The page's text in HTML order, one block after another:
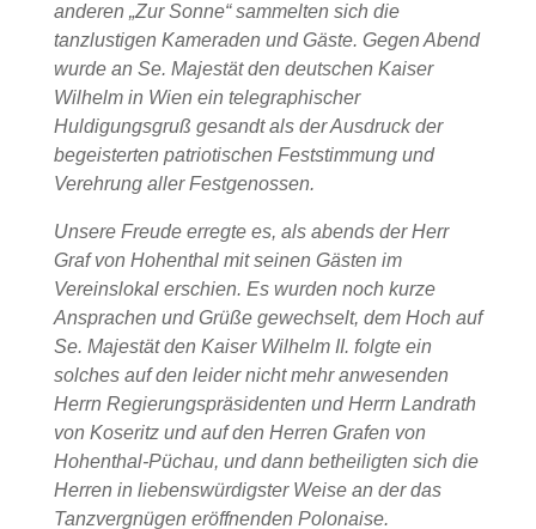
anderen „Zur Sonne“ sammelten sich die
tanzlustigen Kameraden und Gäste. Gegen Abend
wurde an Se. Majestät den deutschen Kaiser
Wilhelm in Wien ein telegraphischer
Huldigungsgruß gesandt als der Ausdruck der
begeisterten patriotischen Feststimmung und
Verehrung aller Festgenossen.
Unsere Freude erregte es, als abends der Herr
Graf von Hohenthal mit seinen Gästen im
Vereinslokal erschien. Es wurden noch kurze
Ansprachen und Grüße gewechselt, dem Hoch auf
Se. Majestät den Kaiser Wilhelm II. folgte ein
solches auf den leider nicht mehr anwesenden
Herrn Regierungspräsidenten und Herrn Landrath
von Koseritz und auf den Herren Grafen von
Hohenthal-Püchau, und dann betheiligten sich die
Herren in liebenswürdigster Weise an der das
Tanzvergnügen eröffnenden Polonaise.